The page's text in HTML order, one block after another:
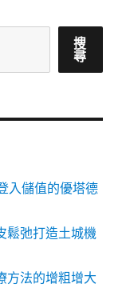
搜
尋
入儲值的優塔德
鬆弛打造土城機
方法的增粗增大